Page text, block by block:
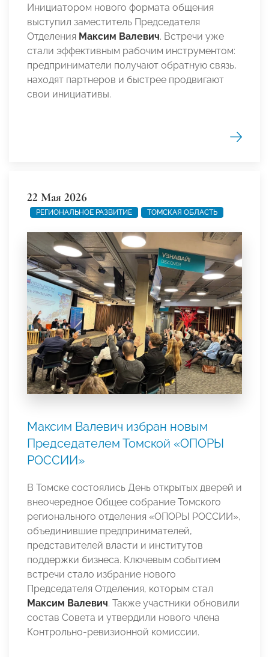
Инициатором нового формата общения
выступил заместитель Председателя
Отделения Максим Валевич. Встречи уже
стали эффективным рабочим инструментом:
предприниматели получают обратную связь,
находят партнеров и быстрее продвигают
свои инициативы.
22 Мая 2026
РЕГИОНАЛЬНОЕ РАЗВИТИЕ ТОМСКАЯ ОБЛАСТЬ
Максим Валевич избран новым
Председателем Томской «ОПОРЫ
РОССИИ»
В Томске состоялись День открытых дверей и
внеочередное Общее собрание Томского
регионального отделения «ОПОРЫ РОССИИ»,
объединившие предпринимателей,
представителей власти и институтов
поддержки бизнеса. Ключевым событием
встречи стало избрание нового
Председателя Отделения, которым стал
Максим Валевич. Также участники обновили
состав Совета и утвердили нового члена
Контрольно-ревизионной комиссии.